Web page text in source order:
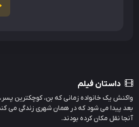
داستان فیلم
واکنش یک خانواده زمانی که بن، کوچکترین
بعد پیدا می شود که در همان شهری زندگی می
آنجا نقل مکان کرده بودند.